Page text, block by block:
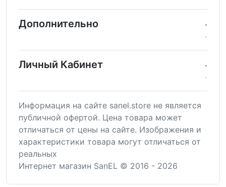
Дополнительно
Личный Кабинет
Информация на сайте sanel.store не является
публичной офертой. Цена товара может
отличаться от цены на сайте. Изображения и
характеристики товара могут отличаться от
реальных
Интернет магазин SanEL © 2016 - 2026